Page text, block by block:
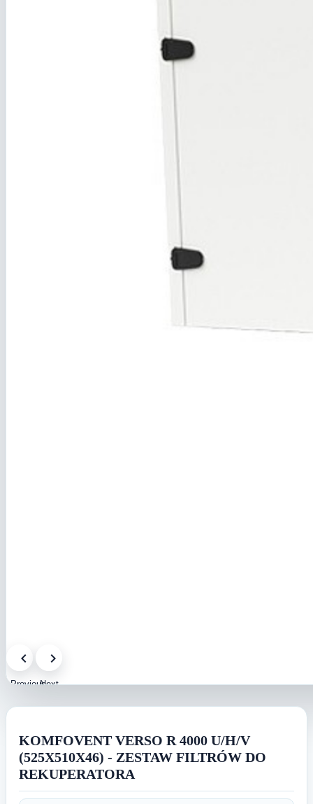
PreviousNext
KOMFOVENT VERSO R 4000 U/H/V
(525X510X46) - ZESTAW FILTRÓW DO
REKUPERATORA